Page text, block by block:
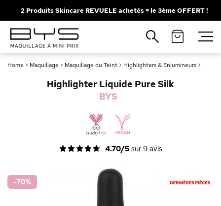
2 Produits Skincare REVUELE achetés = le 3ème OFFERT !
Home > Maquillage > Maquillage du Teint > Highlighters & Enlumineurs >
Highlighter Liquide Pure Silk
BYS
4.70/5sur 9avis
-70%
Fermer
Recherches populaires
Mascara
Palette
Solaire